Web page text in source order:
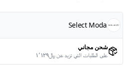
Select Moda
شحن مجاني
على الطلبات التي تزيد عن ﷼١٬١٢٩